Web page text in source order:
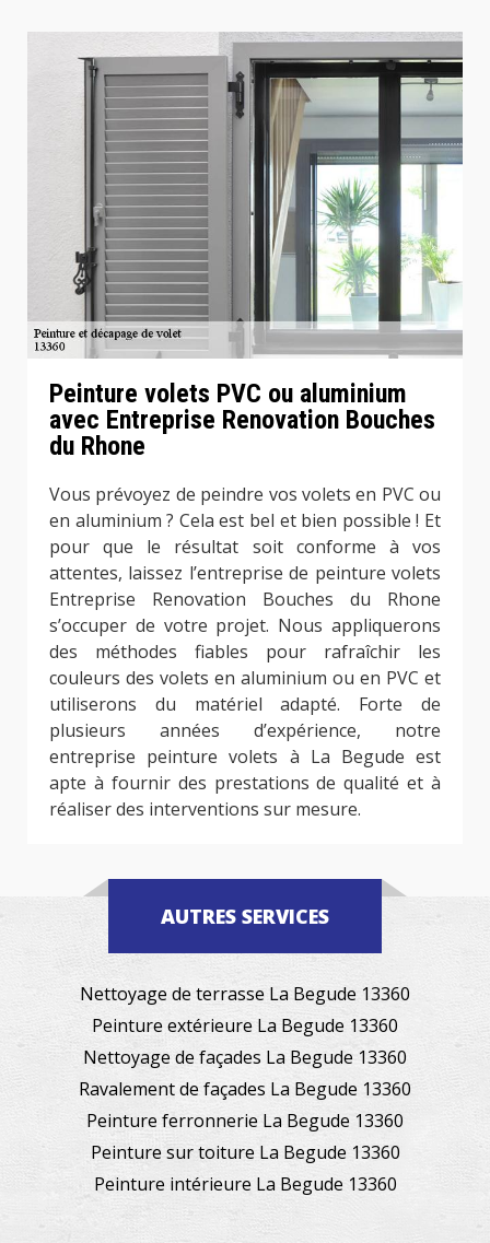
Peinture volets PVC ou aluminium
avec Entreprise Renovation Bouches
du Rhone
Vous prévoyez de peindre vos volets en PVC ou
en aluminium ? Cela est bel et bien possible ! Et
pour que le résultat soit conforme à vos
attentes, laissez l’entreprise de peinture volets
Entreprise Renovation Bouches du Rhone
s’occuper de votre projet. Nous appliquerons
des méthodes fiables pour rafraîchir les
couleurs des volets en aluminium ou en PVC et
utiliserons du matériel adapté. Forte de
plusieurs années d’expérience, notre
entreprise peinture volets à La Begude est
apte à fournir des prestations de qualité et à
réaliser des interventions sur mesure.
AUTRES SERVICES
Nettoyage de terrasse La Begude 13360
Peinture extérieure La Begude 13360
Nettoyage de façades La Begude 13360
Ravalement de façades La Begude 13360
Peinture ferronnerie La Begude 13360
Peinture sur toiture La Begude 13360
Peinture intérieure La Begude 13360